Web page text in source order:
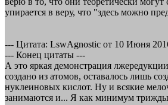
упирается в веру, что "здесь можно
--- Цитата: LswAgnostic от 10 Июня
--- Конец цитаты ---
А это яркая демонстрация
создано из атомов, оставалось лишь
нуклеиновых кислот. Ну и всякие
занимаются и... Я как минимум трижды,